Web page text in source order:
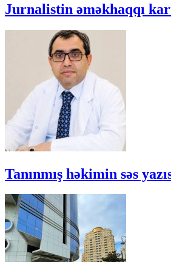
Jurnalistin əməkhaqqı
Tanınmış həkimin səs